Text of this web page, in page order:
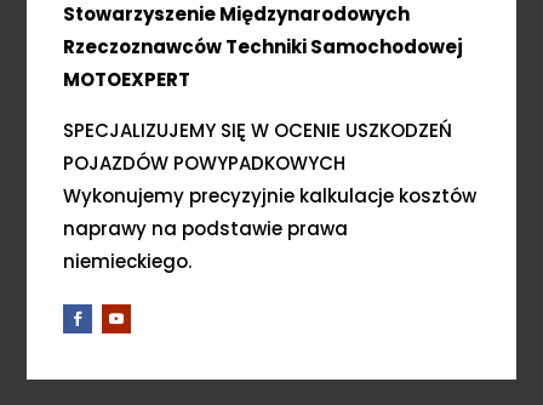
Stowarzyszenie Międzynarodowych
Rzeczoznawców Techniki Samochodowej
MOTOEXPERT
SPECJALIZUJEMY SIĘ W OCENIE USZKODZEŃ
POJAZDÓW POWYPADKOWYCH
Wykonujemy precyzyjnie kalkulacje kosztów
naprawy na podstawie prawa
niemieckiego.